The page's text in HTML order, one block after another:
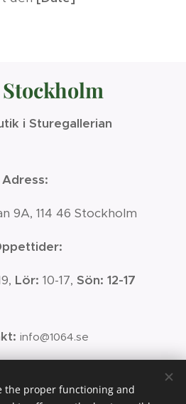
Stockholm
i Sturegallerian
Adress:
9A, 114 46 Stockholm
Lör: 10-17, Sön: 12-17
info@1064.se
the proper functioning and